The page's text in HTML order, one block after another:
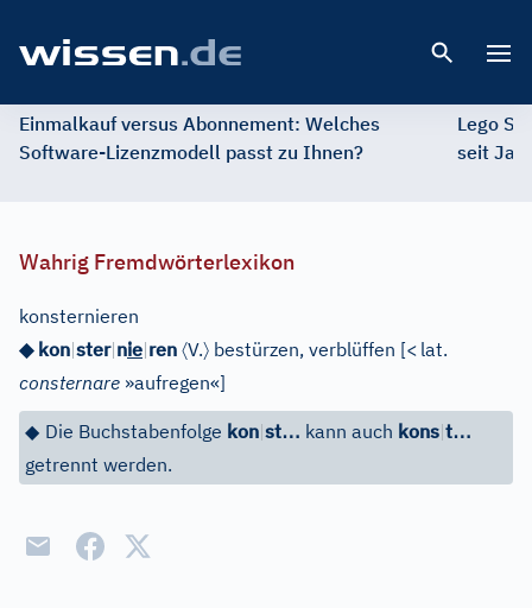
Einmalkauf versus Abonnement: Welches
Software-Lizenzmodell passt zu Ihnen?
Lego
seit
Wahrig Fremdwörterlexikon
konsternieren
◆ kon|ster|nie|ren 〈V.〉 bestürzen, verblüffen [< lat.
consternare »aufregen«]
◆ Die Buchstabenfolge kon|st… kann auch kons|t…
getrennt werden.